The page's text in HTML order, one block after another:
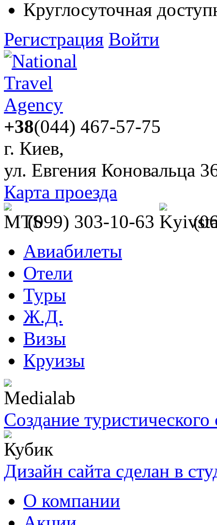
Круглосуточная
Регистрация Войти
+38(044) 467-57-75
г. Киев,
ул. Евгения Коновальца
Карта проезда
(099) 303-10-63
Авиабилеты
Отели
Туры
Ж.Д.
Визы
Круизы
Создание туристического
Дизайн сайта сделан в
О компании